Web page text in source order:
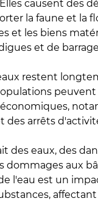
causent des
la faune et la
et les biens
et de
restent
des arrêts
des eaux, des
dommages aux
l'eau est un
affectant